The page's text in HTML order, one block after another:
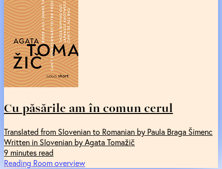
Cu păsările am în comun cerul
Translated from Slovenian to Romanian by Paula Braga Šimenc
Written in Slovenian by Agata Tomažič
9 minutes read
Reading Room overview